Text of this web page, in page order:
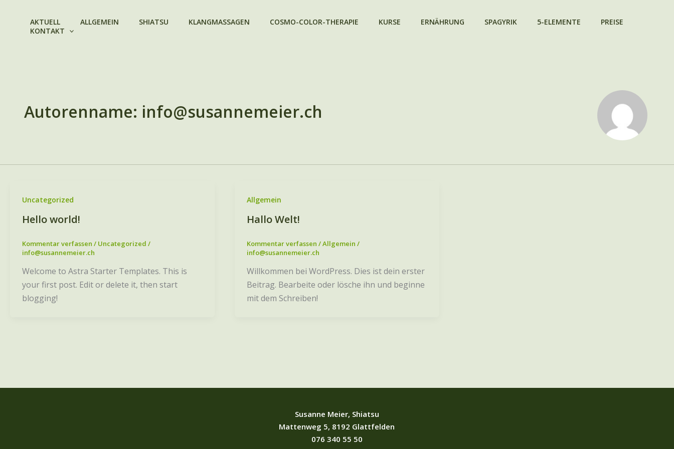
springen
AKTUELL ALLGEMEIN SHIATSU KLANGMASSAGEN COSMO-COLOR-THERAPIE KURSE ERNÄHRUNG SPAGYRIK 5-ELEMENTE
PREISE
KONTAKT
Autorenname: info@susannemeier.ch
Uncategorized
Hello world!
Kommentar verfassen / Uncategorized /
info@susannemeier.ch
Welcome to Astra Starter Templates. This is
your first post. Edit or delete it, then start
blogging!
Allgemein
Hallo Welt!
Kommentar verfassen /Allgemein /
info@susannemeier.ch
Willkommen bei WordPress. Dies ist dein erster
Beitrag. Bearbeite oder lösche ihn und beginne
mit dem Schreiben!
Susanne Meier, Shiatsu
Mattenweg 5, 8192 Glattfelden
076 340 55 50